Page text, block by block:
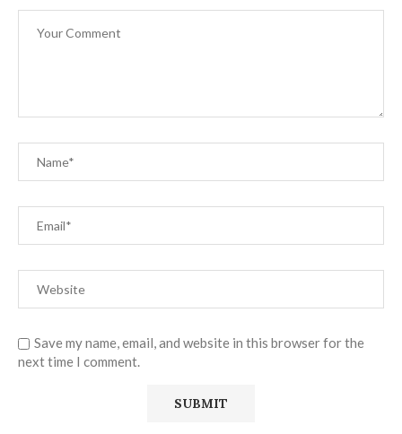
Save my name, email, and website in this browser for the
next time I comment.